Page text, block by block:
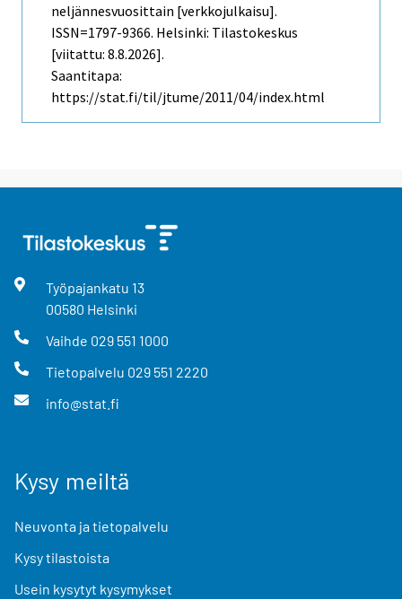
neljännesvuosittain [verkkojulkaisu].
ISSN=1797-9366. Helsinki: Tilastokeskus
[viitattu: 8.8.2026].
Saantitapa:
https://stat.fi/til/jtume/2011/04/index.html
Työpajankatu 13
00580 Helsinki
Vaihde 029 551 1000
Tietopalvelu 029 551 2220
info@stat.fi
Kysy meiltä
Neuvonta ja tietopalvelu
Kysy tilastoista
Usein kysytyt kysymykset